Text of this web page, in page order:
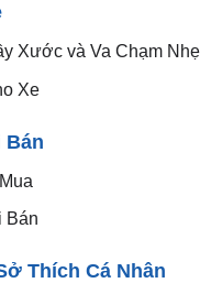
Xước và Va Chạm Nhẹ
Xe
Bán
Bán
Thích Cá Nhân